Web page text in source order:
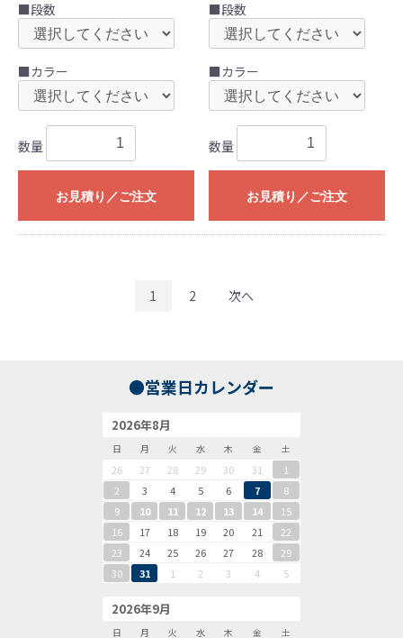
■段数
■カラー
数量
お見積り／ご注文
■段数
■カラー
数量
お見積り／ご注文
1 2 次へ
●営業日カレンダー
2026年8月
日 月 火 水 木 金 土
26 27 28 29 30 31
1
2
3 4 5 6 7
8
9
10 11 12 13 14
15
16
17 18 19 20 21
22
23
24 25 26 27 28
29
30
31 1 2 3 4 5
2026年9月
日 月 火 水 木 金 土